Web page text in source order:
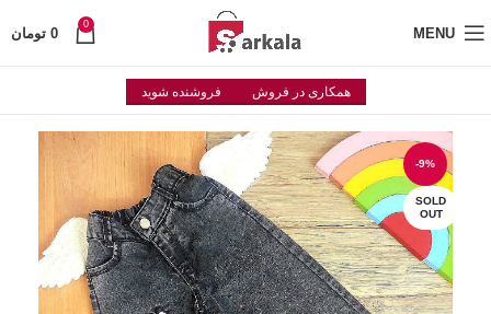
MENU
0
0 تومان
همکاری در فروش فروشنده شوید
-9%
SOLD
OUT